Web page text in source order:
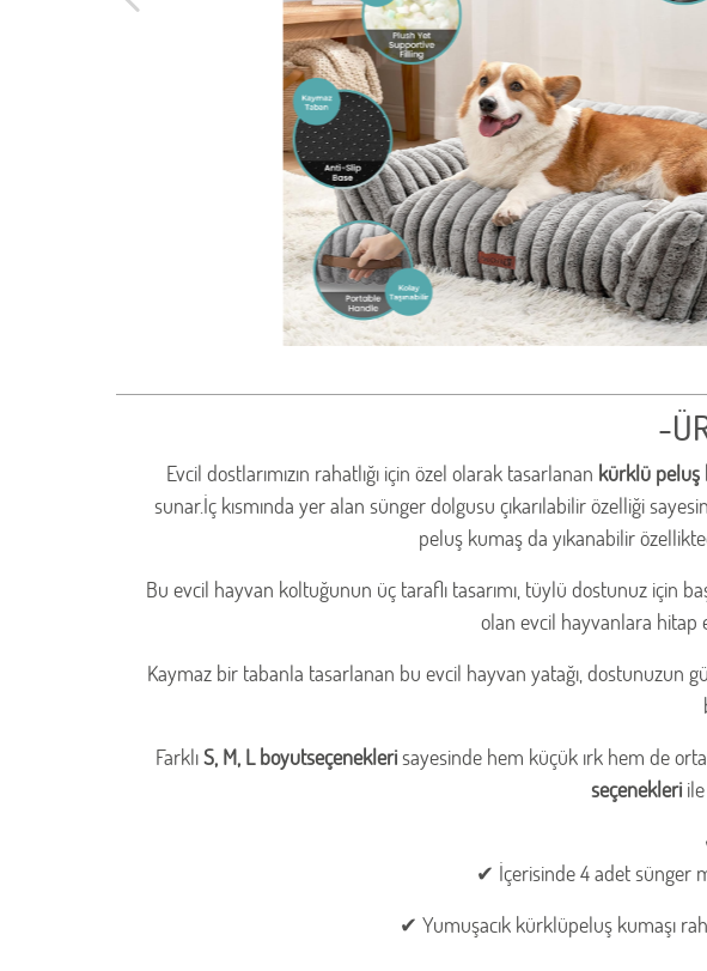
-
Evcil dostlarımızın rahatlığı için özel olarak tasarlanan kürklü peluş
sunar.İç kısmında yer alan sünger dolgusu çıkarılabilir özelliği
peluş kumaş da yıkanabilir
Bu evcil hayvan koltuğunun üç taraflı tasarımı, tüylü dostunuz için
olan evcil hayvanlara hitap
Kaymaz bir tabanla tasarlanan bu evcil hayvan yatağı, dostunuzun
FarklıS, M, L boyutseçeneklerisayesinde hem küçük ırk hem de
seçenekleri
✔ İçerisinde 4 adet sünger
✔ Yumuşacık kürklüpeluş kumaşı